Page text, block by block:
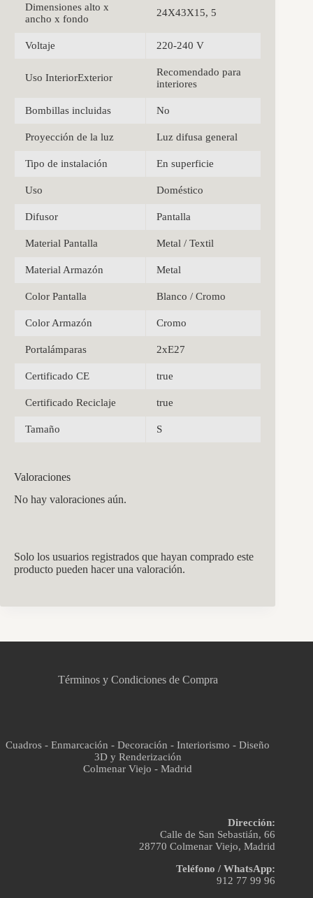
Dimensiones alto x
ancho x fondo
24X43X15, 5
Voltaje 220-240 V
Uso InteriorExterior
Recomendado para
interiores
Bombillas incluidas No
Proyección de la luz Luz difusa general
Tipo de instalación En superficie
Uso Doméstico
Difusor Pantalla
Material Pantalla Metal / Textil
Material Armazón Metal
Color Pantalla Blanco / Cromo
Color Armazón Cromo
Portalámparas 2xE27
Certificado CE true
Certificado Reciclaje true
Tamaño S
Valoraciones
No hay valoraciones aún.
Solo los usuarios registrados que hayan comprado este
producto pueden hacer una valoración.
Términos y Condiciones de Compra
Cuadros - Enmarcación - Decoración - Interiorismo - Diseño
3D y Renderización
Colmenar Viejo - Madrid
Dirección:
Calle de San Sebastián, 66
28770 Colmenar Viejo, Madrid
Teléfono / WhatsApp:
912 77 99 96
Asistente virtual · En línea